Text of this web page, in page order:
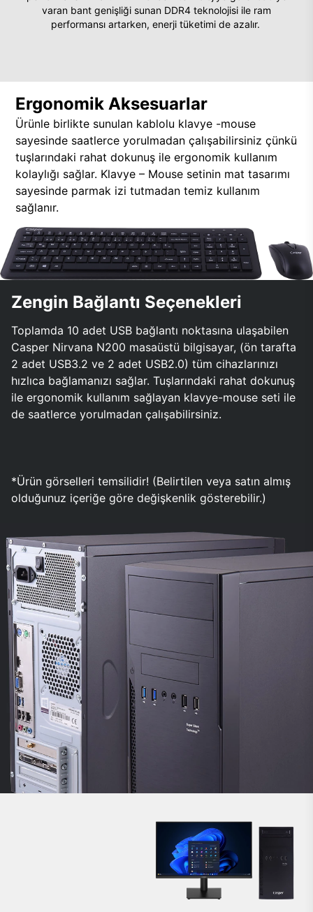
varan bant genişliği sunan DDR4 teknolojisi ile ram
performansı artarken, enerji tüketimi de azalır.
Ergonomik Aksesuarlar
Ürünle birlikte sunulan kablolu klavye -mouse
sayesinde saatlerce yorulmadan çalışabilirsiniz çünkü
tuşlarındaki rahat dokunuş ile ergonomik kullanım
kolaylığı sağlar. Klavye – Mouse setinin mat tasarımı
sayesinde parmak izi tutmadan temiz kullanım
sağlanır.
Zengin Bağlantı Seçenekleri
Toplamda 10 adet USB bağlantı noktasına ulaşabilen
Casper Nirvana N200 masaüstü bilgisayar, (ön tarafta
2 adet USB3.2 ve 2 adet USB2.0) tüm cihazlarınızı
hızlıca bağlamanızı sağlar. Tuşlarındaki rahat dokunuş
ile ergonomik kullanım sağlayan klavye-mouse seti ile
de saatlerce yorulmadan çalışabilirsiniz.
*Ürün görselleri temsilidir! (Belirtilen veya satın almış
olduğunuz içeriğe göre değişkenlik gösterebilir.)